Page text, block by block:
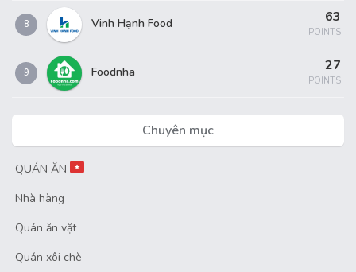
8 Vinh Hạnh Food 63
POINTS
9 Foodnha 27
POINTS
Chuyên mục
QUÁN ĂN ★
Nhà hàng
Quán ăn vặt
Quán xôi chè